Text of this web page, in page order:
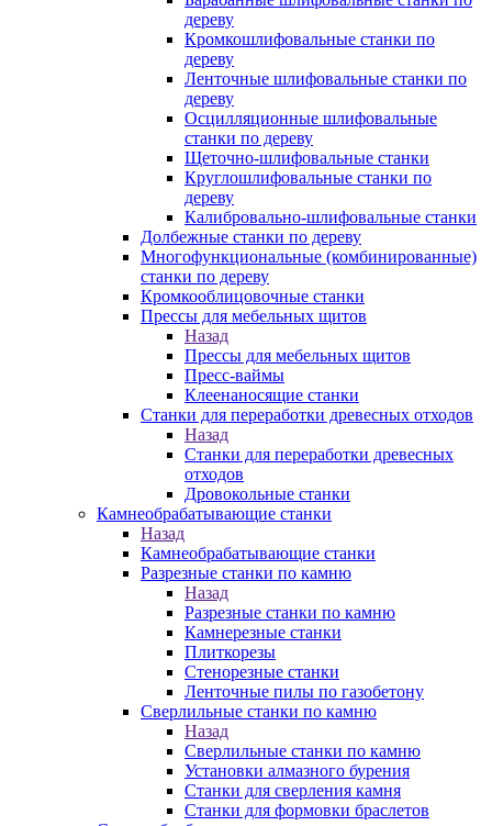
дереву
Кромкошлифовальные станки по
дереву
Ленточные шлифовальные станки по
дереву
Осцилляционные шлифовальные
станки по дереву
Щеточно-шлифовальные станки
Круглошлифовальные станки по
дереву
Калибровально-шлифовальные станки
Долбежные станки по дереву
Многофункциональные (комбинированные)
станки по дереву
Кромкооблицовочные станки
Прессы для мебельных щитов
Назад
Прессы для мебельных щитов
Пресс-ваймы
Клеенаносящие станки
Станки для переработки древесных отходов
Назад
Станки для переработки древесных
отходов
Дровокольные станки
Камнеобрабатывающие станки
Назад
Камнеобрабатывающие станки
Разрезные станки по камню
Назад
Разрезные станки по камню
Камнерезные станки
Плиткорезы
Стенорезные станки
Ленточные пилы по газобетону
Сверлильные станки по камню
Назад
Сверлильные станки по камню
Установки алмазного бурения
Станки для сверления камня
Станки для формовки браслетов